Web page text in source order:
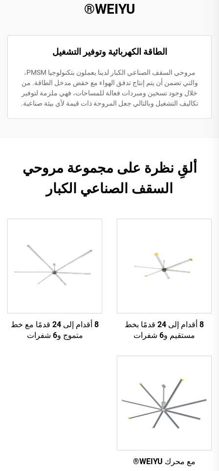
WEIYU®
الطاقة الكهربائية وتوفير التشغيل
مروحي السقف الصناعي الكبار لدينا يعملون بتكنولوجيا PMSM،
والتي تضمن أن يتم إنتاج تدفق الهواء مع خفض مدخل الطاقة. من
خلال وجود تسخين ومبردات فعالة للمساحات، فهي ملزمة لتوفير
تكاليف التشغيل وبالتالي جعل المروحة ذات قيمة لأي بيئة صناعية.
ألقِ نظرة على مجموعة مروحي
السقف الصناعي الكبار
8 أقدام إلى 24 قدمًا بخط
مستقيم و6 شفرات
8 أقدام إلى 24 قدمًا مع خط
متموج و6 شفرات
مع محرك WEIYU®